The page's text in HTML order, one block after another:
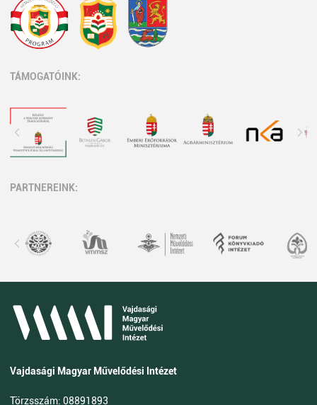
TÁMOGATÓINK:
PARTNEREINK:
Vajdasági Magyar Művelődési Intézet
Törzsszám: 08891893